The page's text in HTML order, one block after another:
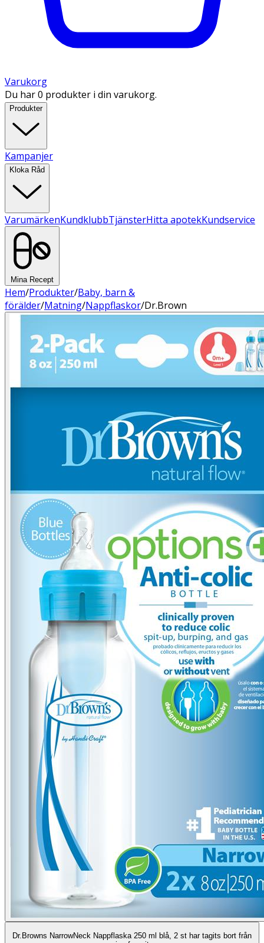
Varukorg
Du har 0 produkter i din varukorg.
Produkter
Kampanjer
Kloka Råd
VarumärkenKundklubbTjänsterHitta apotekKundservice
Mina Recept
Hem/Produkter/Baby, barn &
förälder/Matning/Nappflaskor/Dr.Brown
Dr.Browns NarrowNeck Nappflaska 250 ml blå, 2 st har tagits bort från